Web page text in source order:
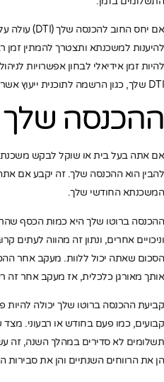
להיענות למשכנתא ותצטרך להמתין זמן
להיות זמן אידיאלי לבחון אפשרויות
DTI שלך, כגון הרשמה לתוכנית ייעוץ אשראי.
ההכנסה שלך
אם אתה בעל בית או שוקל לבקש
להבין הוא ההכנסה שלך. זה יקבע אם
המשכנתא החודשי שלך.
ההכנסה ברוטו שלך היא כמות הכסף
וניכויים אחרים, ונתון זה מהווה לעתים
הסכום שאתה יכול ללוות. מעקב אחר
אותך מאורגן כלכלית, אז מעקב אחר זה
קביעת ההכנסה ברוטו שלך יכולה
קבועים, כמו פעם בחודש או רבעוני.
תשלומים לא סדירים במהלך השנה, זה
הן את הרווחים השנתיים והן את סבירות